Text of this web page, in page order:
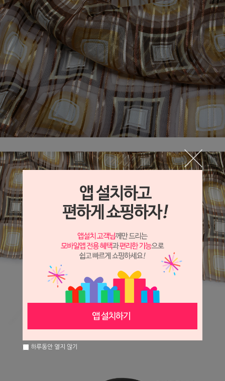
하루동안 열지 않기